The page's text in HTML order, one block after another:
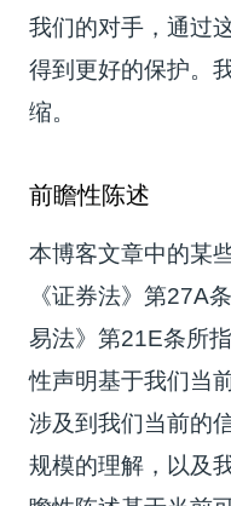
我们的对手，通过
得到更好的保护。
缩。
前瞻性陈述
本博客文章中的某
《证券法》第27A
易法》第21E条所
性声明基于我们当
涉及到我们当前的
规模的理解，以及